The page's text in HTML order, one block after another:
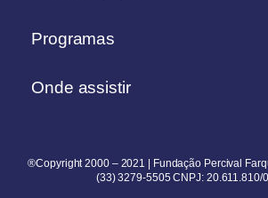
Programas
Onde assistir
®Copyright 2000 – 2021 | Fundação Percival
(33) 3279-5505 CNPJ: 20.611.810/